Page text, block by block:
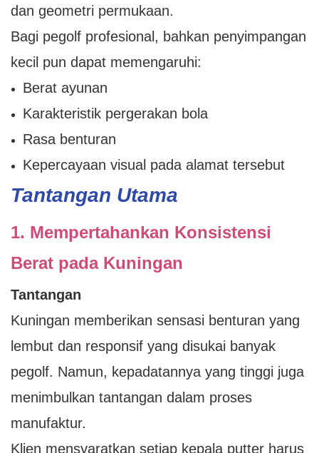
dan geometri permukaan.
Bagi pegolf profesional, bahkan penyimpangan
kecil pun dapat memengaruhi:
Berat ayunan
Karakteristik pergerakan bola
Rasa benturan
Kepercayaan visual pada alamat tersebut
Tantangan Utama
1. Mempertahankan Konsistensi
Berat pada Kuningan
Tantangan
Kuningan memberikan sensasi benturan yang
lembut dan responsif yang disukai banyak
pegolf. Namun, kepadatannya yang tinggi juga
menimbulkan tantangan dalam proses
manufaktur.
Klien mensyaratkan setiap kepala putter harus